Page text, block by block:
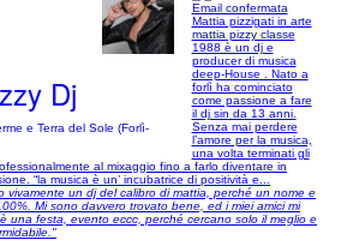
Dj
e Terra del Sole (Forlì-
Email confermata
Mattia pizzigati in arte
mattia pizzy classe
1988 è un dj e
producer di musica
deep-House . Nato a
forlì ha cominciato
come passione a fare
il dj sin da 13 anni.
Senza mai perdere
l’amore per la musica,
una volta terminati gli
al mixaggio fino a farlo diventare in
“la musica è un’ incubatrice di positività e...
vivamente un dj del calibro di mattia, perché un nome e
Mi sono davvero trovato bene, ed i miei amici mi
una festa, evento eccc, perché cercano solo il meglio e